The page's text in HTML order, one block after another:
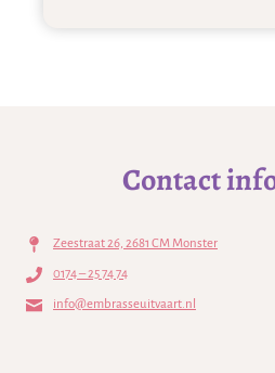
Contact
Zeestraat 26, 2681 CM Monster
0174 – 25 74 74
info@embrasseuitvaart.nl